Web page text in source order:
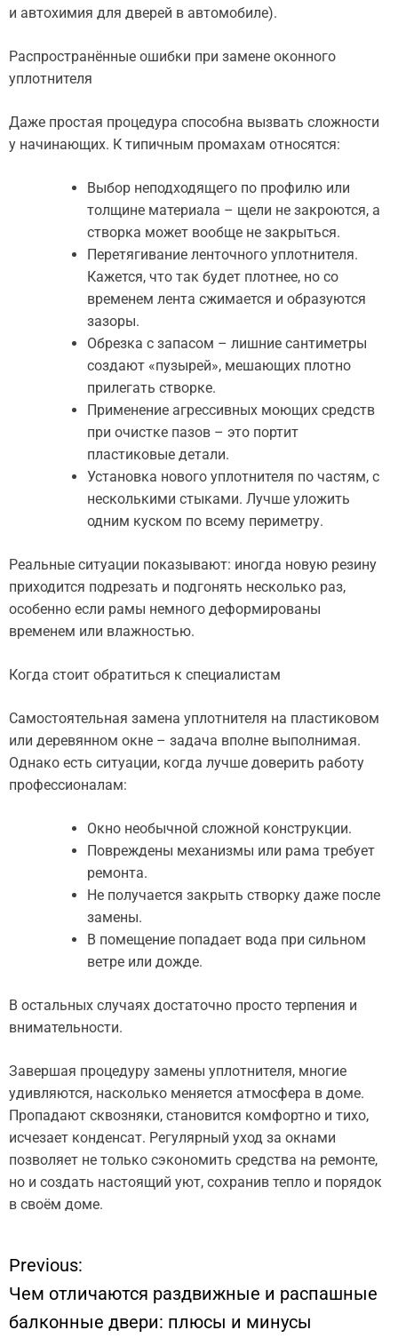
и автохимия для дверей в автомобиле).
Распространённые ошибки при замене оконного
уплотнителя
Даже простая процедура способна вызвать сложности
у начинающих. К типичным промахам относятся:
Выбор неподходящего по профилю или
толщине материала – щели не закроются, а
створка может вообще не закрыться.
Перетягивание ленточного уплотнителя.
Кажется, что так будет плотнее, но со
временем лента сжимается и образуются
зазоры.
Обрезка с запасом – лишние сантиметры
создают «пузырей», мешающих плотно
прилегать створке.
Применение агрессивных моющих средств
при очистке пазов – это портит
пластиковые детали.
Установка нового уплотнителя по частям, с
несколькими стыками. Лучше уложить
одним куском по всему периметру.
Реальные ситуации показывают: иногда новую резину
приходится подрезать и подгонять несколько раз,
особенно если рамы немного деформированы
временем или влажностью.
Когда стоит обратиться к специалистам
Самостоятельная замена уплотнителя на пластиковом
или деревянном окне – задача вполне выполнимая.
Однако есть ситуации, когда лучше доверить работу
профессионалам:
Окно необычной сложной конструкции.
Повреждены механизмы или рама требует
ремонта.
Не получается закрыть створку даже после
замены.
В помещение попадает вода при сильном
ветре или дожде.
В остальных случаях достаточно просто терпения и
внимательности.
Завершая процедуру замены уплотнителя, многие
удивляются, насколько меняется атмосфера в доме.
Пропадают сквозняки, становится комфортно и тихо,
исчезает конденсат. Регулярный уход за окнами
позволяет не только сэкономить средства на ремонте,
но и создать настоящий уют, сохранив тепло и порядок
в своём доме.
Н
а
Previous:
Чем отличаются раздвижные и распашные
балконные двери: плюсы и минусы